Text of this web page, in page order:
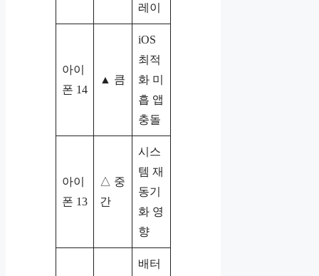
레이
아이
폰 14
▲ 큼
iOS
최적
화 미
흡 앱
충돌
아이
폰 13
△ 중
간
시스
템 재
동기
화 영
향
배터